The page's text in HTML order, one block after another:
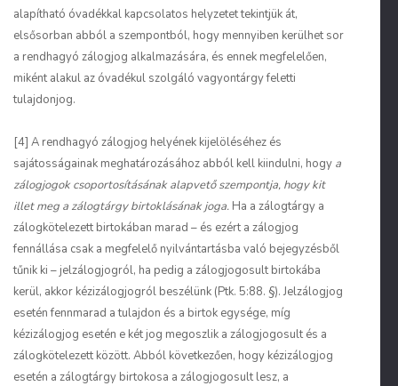
alapítható óvadékkal kapcsolatos helyzetet tekintjük át,
elsősorban abból a szempontból, hogy mennyiben kerülhet sor
a rendhagyó zálogjog alkalmazására, és ennek megfelelően,
miként alakul az óvadékul szolgáló vagyontárgy feletti
tulajdonjog.
[4] A rendhagyó zálogjog helyének kijelöléséhez és
sajátosságainak meghatározásához abból kell kiindulni, hogy a
zálogjogok csoportosításának alapvető szempontja, hogy kit
illet meg a zálogtárgy birtoklásának joga. Ha a zálogtárgy a
zálogkötelezett birtokában marad – és ezért a zálogjog
fennállása csak a megfelelő nyilvántartásba való bejegyzésből
tűnik ki – jelzálogjogról, ha pedig a zálogjogosult birtokába
kerül, akkor kézizálogjogról beszélünk (Ptk. 5:88. §). Jelzálogjog
esetén fennmarad a tulajdon és a birtok egysége, míg
kézizálogjog esetén e két jog megoszlik a zálogjogosult és a
zálogkötelezett között. Abból következően, hogy kézizálogjog
esetén a zálogtárgy birtokosa a zálogjogosult lesz, a